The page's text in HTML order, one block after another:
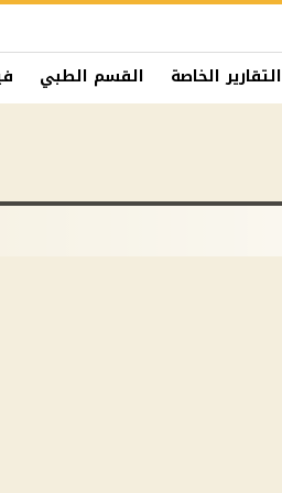
التقارير الخاصة القسم الطبي